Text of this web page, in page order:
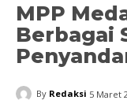
MPP
Berbagai
By Redaksi 5 Maret